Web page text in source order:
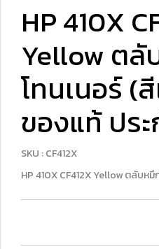
HP 410X
Yellow ต
โทนเนอร์ (
ของแท้ ปร
SKU : CF412X
HP 410X CF412X Yellow ตลับห